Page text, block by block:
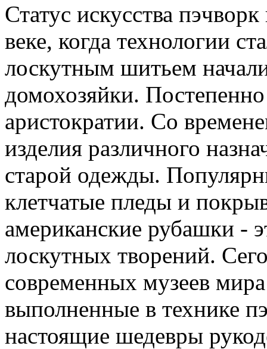
Статус искусства
веке, когда технологии
лоскутным шитьем
домохозяйки.
аристократии. Со
изделия различного
старой одежды.
клетчатые пледы и
американские рубашки -
лоскутных творений.
современных музеев
выполненные в технике
настоящие шедевры